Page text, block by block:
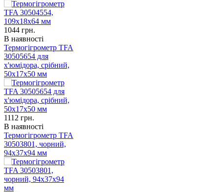
1044 грн.
В наявності
Термогігрометр TFA
30505654 для
х'юмідора, срібний,
50x17x50 мм
1112 грн.
В наявності
Термогігрометр TFA
30503801, чорний,
94x37x94 мм